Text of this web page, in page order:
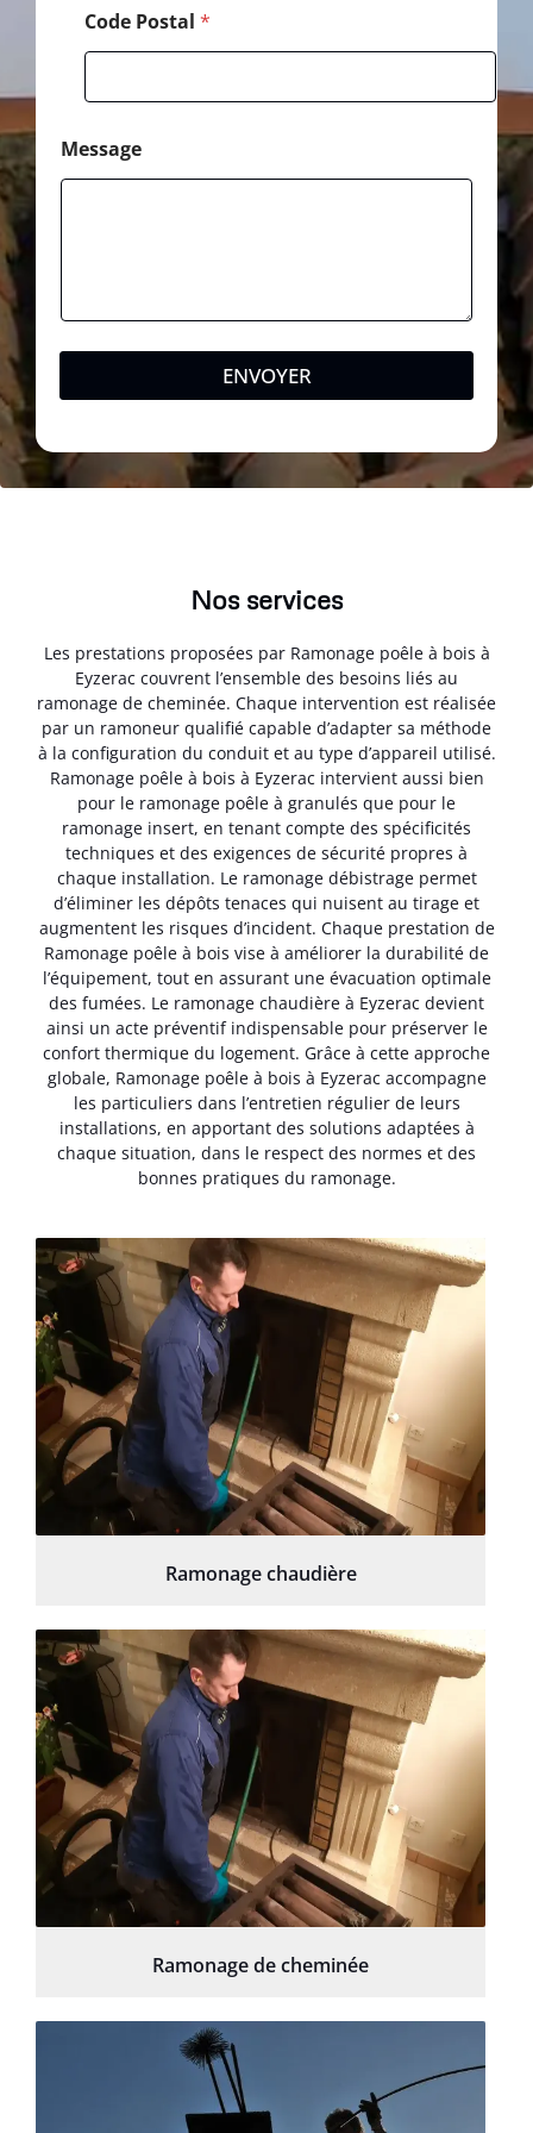
Code Postal *
Message
ENVOYER
Nos services
Les prestations proposées par Ramonage poêle à bois à
Eyzerac couvrent l’ensemble des besoins liés au
ramonage de cheminée. Chaque intervention est réalisée
par un ramoneur qualifié capable d’adapter sa méthode
à la configuration du conduit et au type d’appareil utilisé.
Ramonage poêle à bois à Eyzerac intervient aussi bien
pour le ramonage poêle à granulés que pour le
ramonage insert, en tenant compte des spécificités
techniques et des exigences de sécurité propres à
chaque installation. Le ramonage débistrage permet
d’éliminer les dépôts tenaces qui nuisent au tirage et
augmentent les risques d’incident. Chaque prestation de
Ramonage poêle à bois vise à améliorer la durabilité de
l’équipement, tout en assurant une évacuation optimale
des fumées. Le ramonage chaudière à Eyzerac devient
ainsi un acte préventif indispensable pour préserver le
confort thermique du logement. Grâce à cette approche
globale, Ramonage poêle à bois à Eyzerac accompagne
les particuliers dans l’entretien régulier de leurs
installations, en apportant des solutions adaptées à
chaque situation, dans le respect des normes et des
bonnes pratiques du ramonage.
Ramonage chaudière
Ramonage de cheminée